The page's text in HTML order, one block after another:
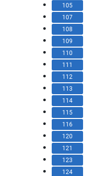
105
107
108
109
110
111
112
113
114
115
116
120
121
123
124